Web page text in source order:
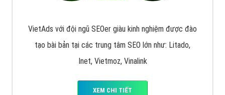
VietAds với đội ngũ SEOer giàu kinh nghiệm được đào
tạo bài bản tại các trung tâm SEO lớn như: Litado,
Inet, Vietmoz, Vinalink
XEM CHI TIẾT